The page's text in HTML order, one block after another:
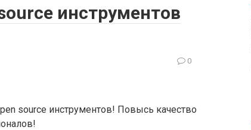
инструментов
0
source инструментов! Повысь качество